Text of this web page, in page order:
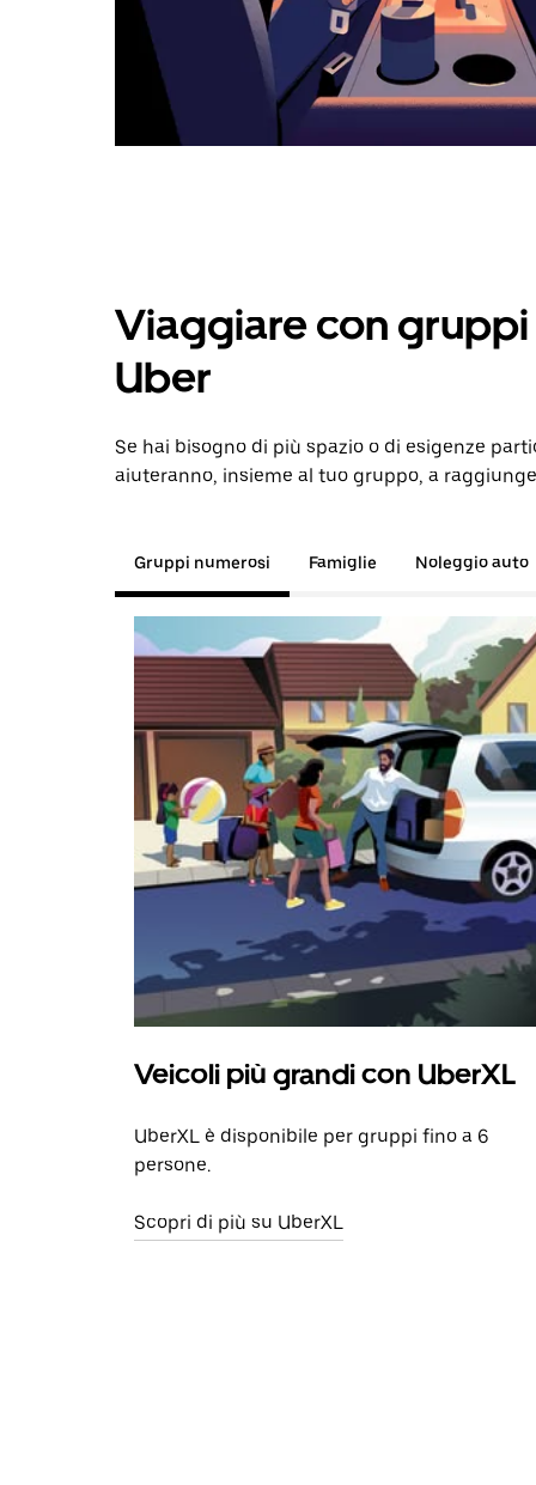
Viaggiare con gruppi
Uber
Se hai bisogno di più spazio o di esigenze
aiuteranno, insieme al tuo gruppo, a
Gruppi numerosi Famiglie Noleggio auto
Veicoli più grandi con UberXL
UberXL è disponibile per gruppi fino a 6
persone.
Scopri di più su UberXL